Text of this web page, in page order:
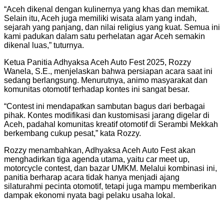
“Aceh dikenal dengan kulinernya yang khas dan memikat.
Selain itu, Aceh juga memiliki wisata alam yang indah,
sejarah yang panjang, dan nilai religius yang kuat. Semua ini
kami padukan dalam satu perhelatan agar Aceh semakin
dikenal luas,” tuturnya.
Ketua Panitia Adhyaksa Aceh Auto Fest 2025, Rozzy
Wanela, S.E., menjelaskan bahwa persiapan acara saat ini
sedang berlangsung. Menurutnya, animo masyarakat dan
komunitas otomotif terhadap kontes ini sangat besar.
“Contest ini mendapatkan sambutan bagus dari berbagai
pihak. Kontes modifikasi dan kustomisasi jarang digelar di
Aceh, padahal komunitas kreatif otomotif di Serambi Mekkah
berkembang cukup pesat,” kata Rozzy.
Rozzy menambahkan, Adhyaksa Aceh Auto Fest akan
menghadirkan tiga agenda utama, yaitu car meet up,
motorcycle contest, dan bazar UMKM. Melalui kombinasi ini,
panitia berharap acara tidak hanya menjadi ajang
silaturahmi pecinta otomotif, tetapi juga mampu memberikan
dampak ekonomi nyata bagi pelaku usaha lokal.